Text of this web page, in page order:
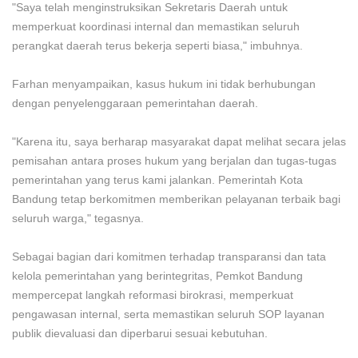
"Saya telah menginstruksikan Sekretaris Daerah untuk
memperkuat koordinasi internal dan memastikan seluruh
perangkat daerah terus bekerja seperti biasa," imbuhnya.
Farhan menyampaikan, kasus hukum ini tidak berhubungan
dengan penyelenggaraan pemerintahan daerah.
"Karena itu, saya berharap masyarakat dapat melihat secara jelas
pemisahan antara proses hukum yang berjalan dan tugas-tugas
pemerintahan yang terus kami jalankan. Pemerintah Kota
Bandung tetap berkomitmen memberikan pelayanan terbaik bagi
seluruh warga," tegasnya.
Sebagai bagian dari komitmen terhadap transparansi dan tata
kelola pemerintahan yang berintegritas, Pemkot Bandung
mempercepat langkah reformasi birokrasi, memperkuat
pengawasan internal, serta memastikan seluruh SOP layanan
publik dievaluasi dan diperbarui sesuai kebutuhan.